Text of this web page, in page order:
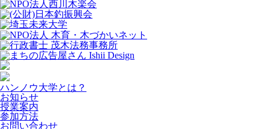
ハンノウ大学とは？
お知らせ
授業案内
参加方法
お問い合わせ